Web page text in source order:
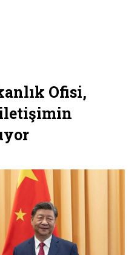
Ofisi,
iletişimin